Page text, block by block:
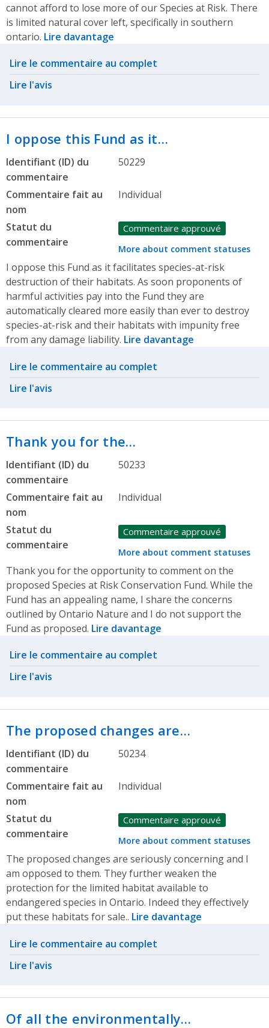
cannot afford to lose more of our Species at Risk. There
is limited natural cover left, specifically in southern
ontario. Lire davantage
Related actions
Lire le commentaire au complet
Lire l'avis
I oppose this Fund as it…
Identifiant (ID) du
commentaire
50229
Commentaire fait au
nom
Individual
Statut du
commentaire
Commentaire approuvé
More about comment statuses
I oppose this Fund as it facilitates species-at-risk
destruction of their habitats. As soon proponents of
harmful activities pay into the Fund they are
automatically cleared more easily than ever to destroy
species-at-risk and their habitats with impunity free
from any damage liability. Lire davantage
Related actions
Lire le commentaire au complet
Lire l'avis
Thank you for the…
Identifiant (ID) du
commentaire
50233
Commentaire fait au
nom
Individual
Statut du
commentaire
Commentaire approuvé
More about comment statuses
Thank you for the opportunity to comment on the
proposed Species at Risk Conservation Fund. While the
Fund has an appealing name, I share the concerns
outlined by Ontario Nature and I do not support the
Fund as proposed. Lire davantage
Related actions
Lire le commentaire au complet
Lire l'avis
The proposed changes are…
Identifiant (ID) du
commentaire
50234
Commentaire fait au
nom
Individual
Statut du
commentaire
Commentaire approuvé
More about comment statuses
The proposed changes are seriously concerning and I
am opposed to them. They further weaken the
protection for the limited habitat available to
endangered species in Ontario. Indeed they effectively
put these habitats for sale.. Lire davantage
Related actions
Lire le commentaire au complet
Lire l'avis
Of all the environmentally…